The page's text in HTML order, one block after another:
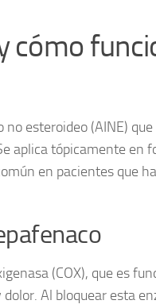
cómo
esteroideo (AINE)
aplica tópicamente en
en pacientes que
(COX), que es
Al bloquear esta